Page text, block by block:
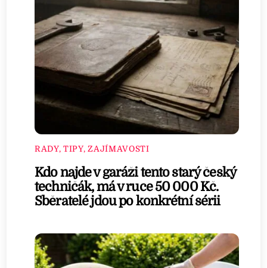
RADY, TIPY, ZAJÍMAVOSTI
Kdo najde v garáži tento starý český
techničák, má v ruce 50 000 Kč.
Sběratelé jdou po konkrétní sérii